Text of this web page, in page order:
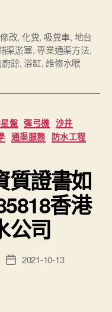
修改, 化糞, 吸糞車, 地台
渠淤塞,專業通渠方法,
餘, 浴缸,維修水喉
盤 彈弓機 沙井
通渠服務 防水工程
質證書如
香港
公司
Post2021-10-13